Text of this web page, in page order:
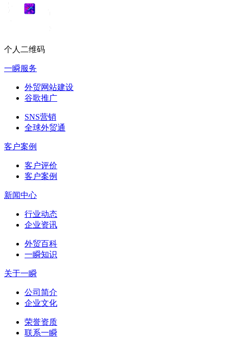
个人二维码
一瞬服务
外贸网站建设
谷歌推广
SNS营销
全球外贸通
客户案例
客户评价
客户案例
新闻中心
行业动态
企业资讯
外贸百科
一瞬知识
关于一瞬
公司简介
企业文化
荣誉资质
联系一瞬